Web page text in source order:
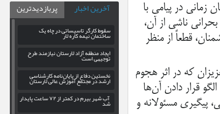
زمانی در پیامی با
ناشی از آن،
قطعاً از منظر
که در اثر هجوم
قرار دادن آن‌ها
پیگیری مسئولانه و
آخرین اخبار پربازدیدترین
سقوط کارگر تاسیساتی در چاه یک
ساختمان نیمه کاره لار
ایجاد منطقه آزاد لارستان نیازمند طرح
توجیهی است
نخستین دفاع از پایان‌نامه کارشناسی
ارشد در مجتمع آموزش عالی لارستان
آب شهر بیرم در کمتر از ۷۲ ساعت پایدار شد